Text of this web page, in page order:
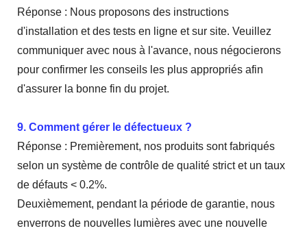
Réponse : Nous proposons des instructions
d'installation et des tests en ligne et sur site. Veuillez
communiquer avec nous à l'avance, nous négocierons
pour confirmer les conseils les plus appropriés afin
d'assurer la bonne fin du projet.
9. Comment gérer le défectueux ?
Réponse : Premièrement, nos produits sont fabriqués
selon un système de contrôle de qualité strict et un taux
de défauts < 0.2%.
Deuxièmement, pendant la période de garantie, nous
enverrons de nouvelles lumières avec une nouvelle